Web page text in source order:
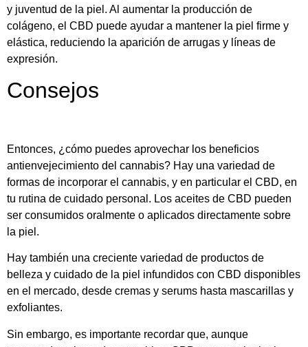
y juventud de la piel. Al aumentar la producción de
colágeno, el CBD puede ayudar a mantener la piel firme y
elástica, reduciendo la aparición de arrugas y líneas de
expresión.
Consejos
Entonces, ¿cómo puedes aprovechar los beneficios
antienvejecimiento del cannabis? Hay una variedad de
formas de incorporar el cannabis, y en particular el CBD, en
tu rutina de cuidado personal. Los aceites de CBD pueden
ser consumidos oralmente o aplicados directamente sobre
la piel.
Hay también una creciente variedad de productos de
belleza y cuidado de la piel infundidos con CBD disponibles
en el mercado, desde cremas y serums hasta mascarillas y
exfoliantes.
Sin embargo, es importante recordar que, aunque